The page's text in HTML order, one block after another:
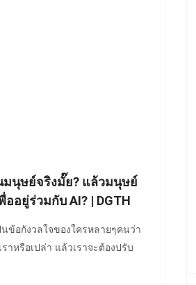
มนุษย์จริงมั๊ย? แล้วมนุษย์
ออยู่ร่วมกับ AI? | DGTH
ข้อกังวลใจของใครหลายๆคนว่า
าหรือเปล่า แล้วเราจะต้องปรับ